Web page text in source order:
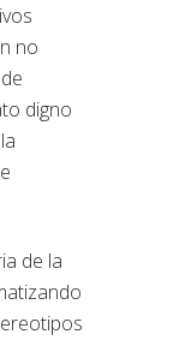
no
digno
de la